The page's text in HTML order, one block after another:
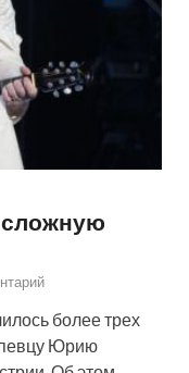
более трех
Юрию